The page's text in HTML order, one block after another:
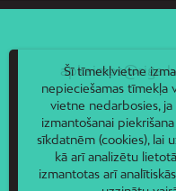
Šī tīmekļvietne
nepieciešamas tīmekļa
vietne nedarbosies,
izmantošanai
sīkdatnēm (cookies), lai
kā arī analizētu
izmantotas arī